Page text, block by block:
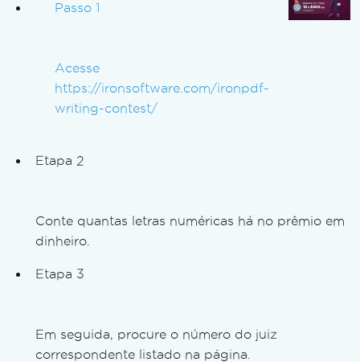
Passo 1
Acesse
https://ironsoftware.com/ironpdf-
writing-contest/
Etapa 2
Conte quantas letras numéricas há no prêmio em
dinheiro.
Etapa 3
Em seguida, procure o número do juiz
correspondente listado na página.